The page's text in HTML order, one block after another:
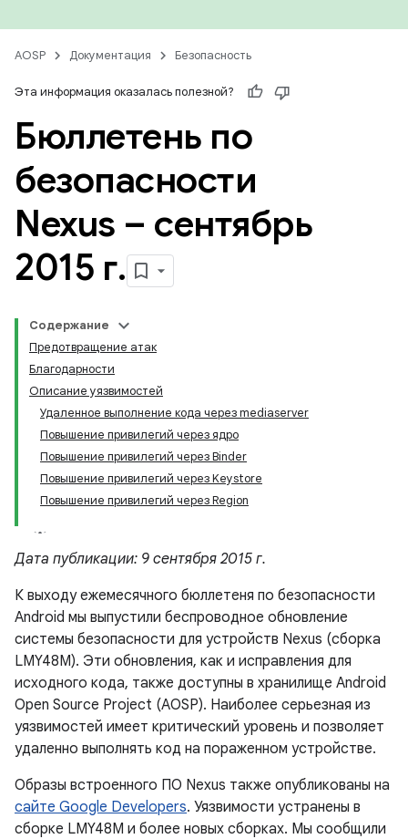
AOSP Документация Безопасность
Эта информация оказалась полезной?
Бюллетень по
безопасности
Nexus – сентябрь
2015 г.
Содержание
Предотвращение атак
Благодарности
Описание уязвимостей
Удаленное выполнение кода через mediaserver
Повышение привилегий через ядро
Повышение привилегий через Binder
Повышение привилегий через Keystore
Повышение привилегий через Region
Дата публикации: 9 сентября 2015 г.
К выходу ежемесячного бюллетеня по безопасности
Android мы выпустили беспроводное обновление
системы безопасности для устройств Nexus (сборка
LMY48M). Эти обновления, как и исправления для
исходного кода, также доступны в хранилище Android
Open Source Project (AOSP). Наиболее серьезная из
уязвимостей имеет критический уровень и позволяет
удаленно выполнять код на пораженном устройстве.
Образы встроенного ПО Nexus также опубликованы на
сайте Google Developers. Уязвимости устранены в
сборке LMY48M и более новых сборках. Мы сообщили